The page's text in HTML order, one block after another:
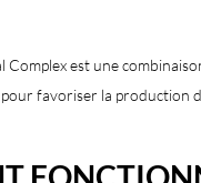
Complex est une
favoriser la production